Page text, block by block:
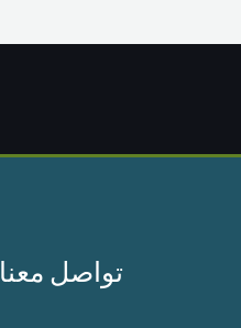
تواصل معنا